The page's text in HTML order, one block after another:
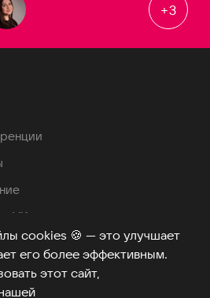
cookies 🍪 — это улучшает
его более эффективным.
этот сайт,
+3
VK
вопросы